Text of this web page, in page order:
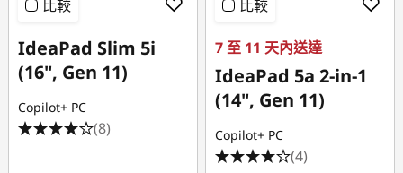
比較
IdeaPad Slim 5i
(16", Gen 11)
Copilot+ PC
(8)
比較
7 至 11 天內送達
IdeaPad 5a 2-in-1
(14", Gen 11)
Copilot+ PC
(4)